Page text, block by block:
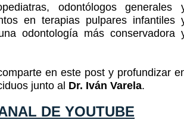
odontólogos generales
en terapias pulpares infantiles
odontología más conservadora
en este post y profundizar
junto al Dr. Iván Varela.
DE YOUTUBE